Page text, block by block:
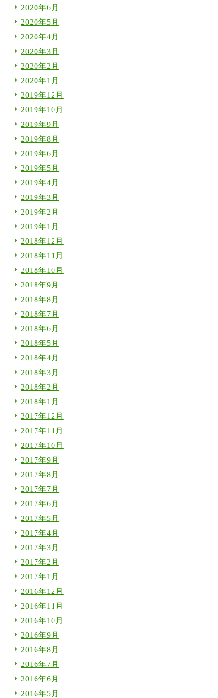
2020年6月
2020年5月
2020年4月
2020年3月
2020年2月
2020年1月
2019年12月
2019年10月
2019年9月
2019年8月
2019年6月
2019年5月
2019年4月
2019年3月
2019年2月
2019年1月
2018年12月
2018年11月
2018年10月
2018年9月
2018年8月
2018年7月
2018年6月
2018年5月
2018年4月
2018年3月
2018年2月
2018年1月
2017年12月
2017年11月
2017年10月
2017年9月
2017年8月
2017年7月
2017年6月
2017年5月
2017年4月
2017年3月
2017年2月
2017年1月
2016年12月
2016年11月
2016年10月
2016年9月
2016年8月
2016年7月
2016年6月
2016年5月